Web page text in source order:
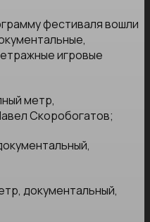
фестиваля вошли
игровые
метр,
Скоробогатов;
документальный,